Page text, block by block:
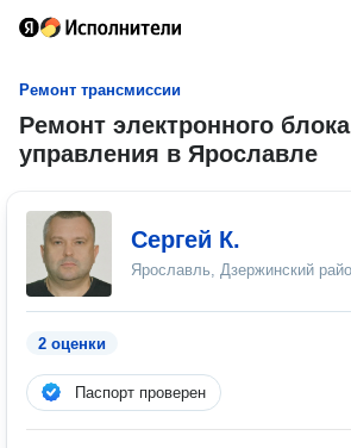
Ремонт трансмиссии
Ремонт электронного блока
управления в Ярославле
Сергей К.
Ярославль, Дзержинский
2 оценки
Паспорт проверен